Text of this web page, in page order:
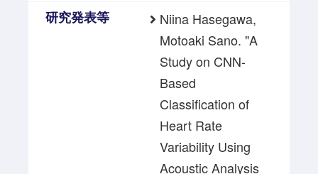
研究発表等
Niina Hasegawa,
Motoaki Sano. "A
Study on CNN-
Based
Classification of
Heart Rate
Variability Using
Acoustic Analysis